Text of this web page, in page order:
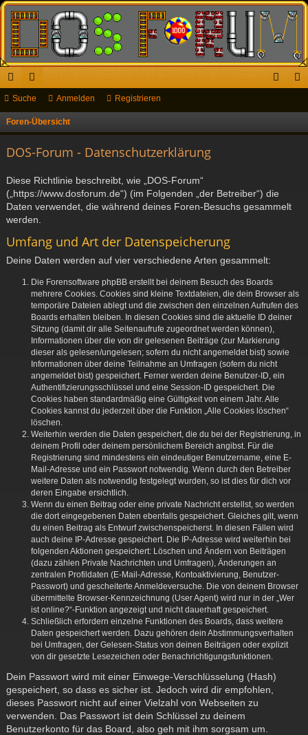
ch
ne
riff
or
en
Suche Anmelden Registrieren
Foren-Übersicht
DOS-Forum - Datenschutzerklärung
Diese Richtlinie beschreibt, wie „DOS-Forum“
(„https://www.dosforum.de“) (im Folgenden „der Betreiber“) die
Daten verwendet, die während deines Foren-Besuchs gesammelt
werden.
Umfang und Art der Datenspeicherung
Deine Daten werden auf vier verschiedene Arten gesammelt:
Die Forensoftware phpBB erstellt bei deinem Besuch des Boards
mehrere Cookies. Cookies sind kleine Textdateien, die dein Browser als
temporäre Dateien ablegt und die zwischen den einzelnen Aufrufen des
Boards erhalten bleiben. In diesen Cookies sind die aktuelle ID deiner
Sitzung (damit dir alle Seitenaufrufe zugeordnet werden können),
Informationen über die von dir gelesenen Beiträge (zur Markierung
dieser als gelesen/ungelesen; sofern du nicht angemeldet bist) sowie
Informationen über deine Teilnahme an Umfragen (sofern du nicht
angemeldet bist) gespeichert. Ferner werden deine Benutzer-ID, ein
Authentifizierungsschlüssel und eine Session-ID gespeichert. Die
Cookies haben standardmäßig eine Gültigkeit von einem Jahr. Alle
Cookies kannst du jederzeit über die Funktion „Alle Cookies löschen“
löschen.
Weiterhin werden die Daten gespeichert, die du bei der Registrierung, in
deinem Profil oder deinem persönlichem Bereich angibst. Für die
Registrierung sind mindestens ein eindeutiger Benutzername, eine E-
Mail-Adresse und ein Passwort notwendig. Wenn durch den Betreiber
weitere Daten als notwendig festgelegt wurden, so ist dies für dich vor
deren Eingabe ersichtlich.
Wenn du einen Beitrag oder eine private Nachricht erstellst, so werden
die dort eingegebenen Daten ebenfalls gespeichert. Gleiches gilt, wenn
du einen Beitrag als Entwurf zwischenspeicherst. In diesen Fällen wird
auch deine IP-Adresse gespeichert. Die IP-Adresse wird weiterhin bei
folgenden Aktionen gespeichert: Löschen und Ändern von Beiträgen
(dazu zählen Private Nachrichten und Umfragen), Änderungen an
zentralen Profildaten (E-Mail-Adresse, Kontoaktivierung, Benutzer-
Passwort) und gescheiterte Anmeldeversuche. Die von deinem Browser
übermittelte Browser-Kennzeichnung (User Agent) wird nur in der „Wer
ist online?“-Funktion angezeigt und nicht dauerhaft gespeichert.
Schließlich erfordern einzelne Funktionen des Boards, dass weitere
Daten gespeichert werden. Dazu gehören dein Abstimmungsverhalten
bei Umfragen, der Gelesen-Status von deinen Beiträgen oder explizit
von dir gesetzte Lesezeichen oder Benachrichtigungsfunktionen.
Dein Passwort wird mit einer Einwege-Verschlüsselung (Hash)
gespeichert, so dass es sicher ist. Jedoch wird dir empfohlen,
dieses Passwort nicht auf einer Vielzahl von Webseiten zu
verwenden. Das Passwort ist dein Schlüssel zu deinem
Benutzerkonto für das Board, also geh mit ihm sorgsam um.